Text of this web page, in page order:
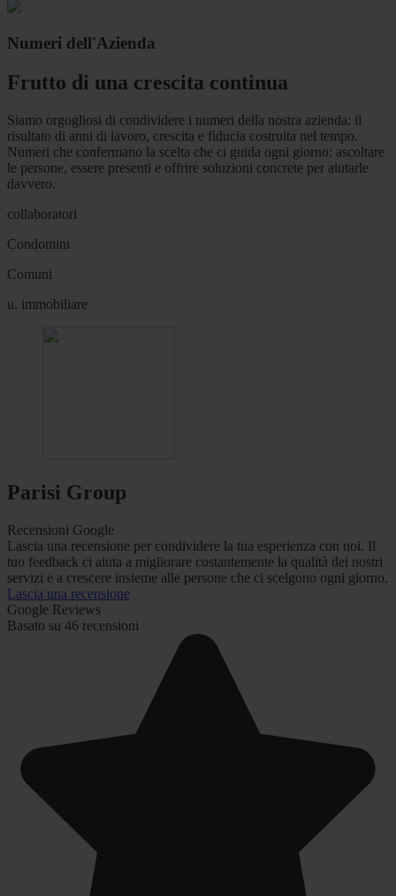
Numeri dell'Azienda
Frutto di una crescita continua
Siamo orgogliosi di condividere i numeri della nostra azienda: il
risultato di anni di lavoro, crescita e fiducia costruita nel tempo.
Numeri che confermano la scelta che ci guida ogni giorno: ascoltare
le persone, essere presenti e offrire soluzioni concrete per aiutarle
davvero.
collaboratori
Condomini
Comuni
u. immobiliare
Parisi Group
Recensioni Google
Lascia una recensione per condividere la tua esperienza con noi. Il
tuo feedback ci aiuta a migliorare costantemente la qualità dei nostri
servizi e a crescere insieme alle persone che ci scelgono ogni giorno.
Lascia una recensione
Google Reviews
Basato su 46 recensioni